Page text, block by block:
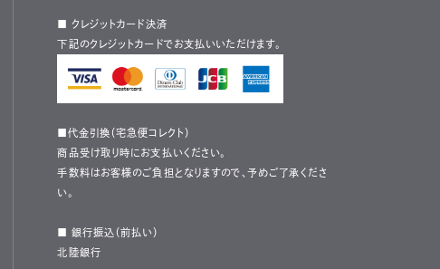
■ クレジットカード決済
下記のクレジットカードでお支払いいただけます。
■代金引換（宅急便コレクト）
商品受け取り時にお支払いください。
手数料はお客様のご負担となりますので、予めご了承くださ
い。
■ 銀行振込（前払い）
北陸銀行